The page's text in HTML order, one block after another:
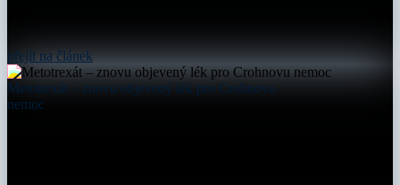
přejít na článek
Metotrexát – znovu objevený lék pro Crohnovu
nemoc